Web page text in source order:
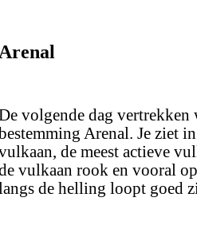
volgende dag vertrekken
Arenal. Je ziet
de meest actieve
vulkaan rook en vooral
de helling loopt goed